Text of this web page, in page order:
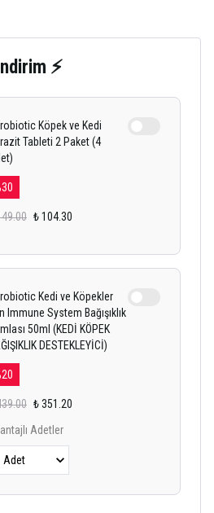
⚡
Köpek ve Kedi
Tableti 2 Paket (4
30
₺ 104.30
Kedi ve Köpekler
Immune System Bağışıklık
50ml (KEDİ KÖPEK
DESTEKLEYİCİ)
20
₺ 351.20
Adetler